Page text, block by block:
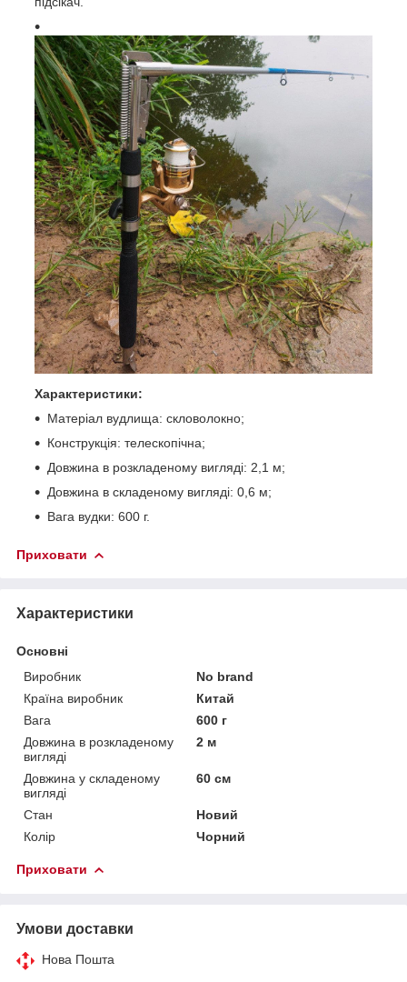
Характеристики:
Матеріал вудлища: скловолокно;
Конструкція: телескопічна;
Довжина в розкладеному вигляді: 2,1 м;
Довжина в складеному вигляді: 0,6 м;
Вага вудки: 600 г.
Приховати
Характеристики
Основні
Виробник
No brand
Країна виробник
Китай
Вага
600 г
Довжина в розкладеному
вигляді
2 м
Довжина у складеному
вигляді
60 см
Стан
Новий
Колір
Чорний
Приховати
Умови доставки
Нова Пошта